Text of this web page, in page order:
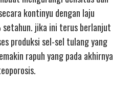
kontinyu dengan laju
setahun. jika ini terus berlanjut
produksi sel-sel tulang yang
rapuh yang pada akhirnya